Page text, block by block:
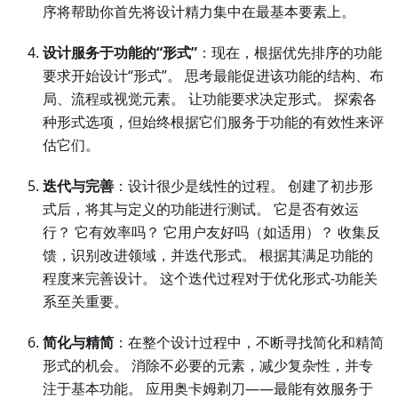
序将帮助你首先将设计精力集中在最基本要素上。
设计服务于功能的“形式” ：现在，根据优先排序的功能
要求开始设计“形式”。 思考最能促进该功能的结构、布
局、流程或视觉元素。 让功能要求决定形式。 探索各
种形式选项，但始终根据它们服务于功能的有效性来评
估它们。
迭代与完善 ：设计很少是线性的过程。 创建了初步形
式后，将其与定义的功能进行测试。 它是否有效运
行？ 它有效率吗？ 它用户友好吗（如适用）？ 收集反
馈，识别改进领域，并迭代形式。 根据其满足功能的
程度来完善设计。 这个迭代过程对于优化形式-功能关
系至关重要。
简化与精简 ：在整个设计过程中，不断寻找简化和精简
形式的机会。 消除不必要的元素，减少复杂性，并专
注于基本功能。 应用奥卡姆剃刀——最能有效服务于